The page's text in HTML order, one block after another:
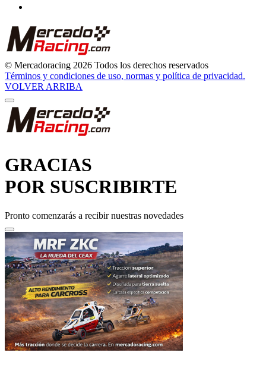
© Mercadoracing 2026 Todos los derechos reservados
Términos y condiciones de uso, normas y política de privacidad.
VOLVER ARRIBA
GRACIAS
POR SUSCRIBIRTE
Pronto comenzarás a recibir nuestras novedades